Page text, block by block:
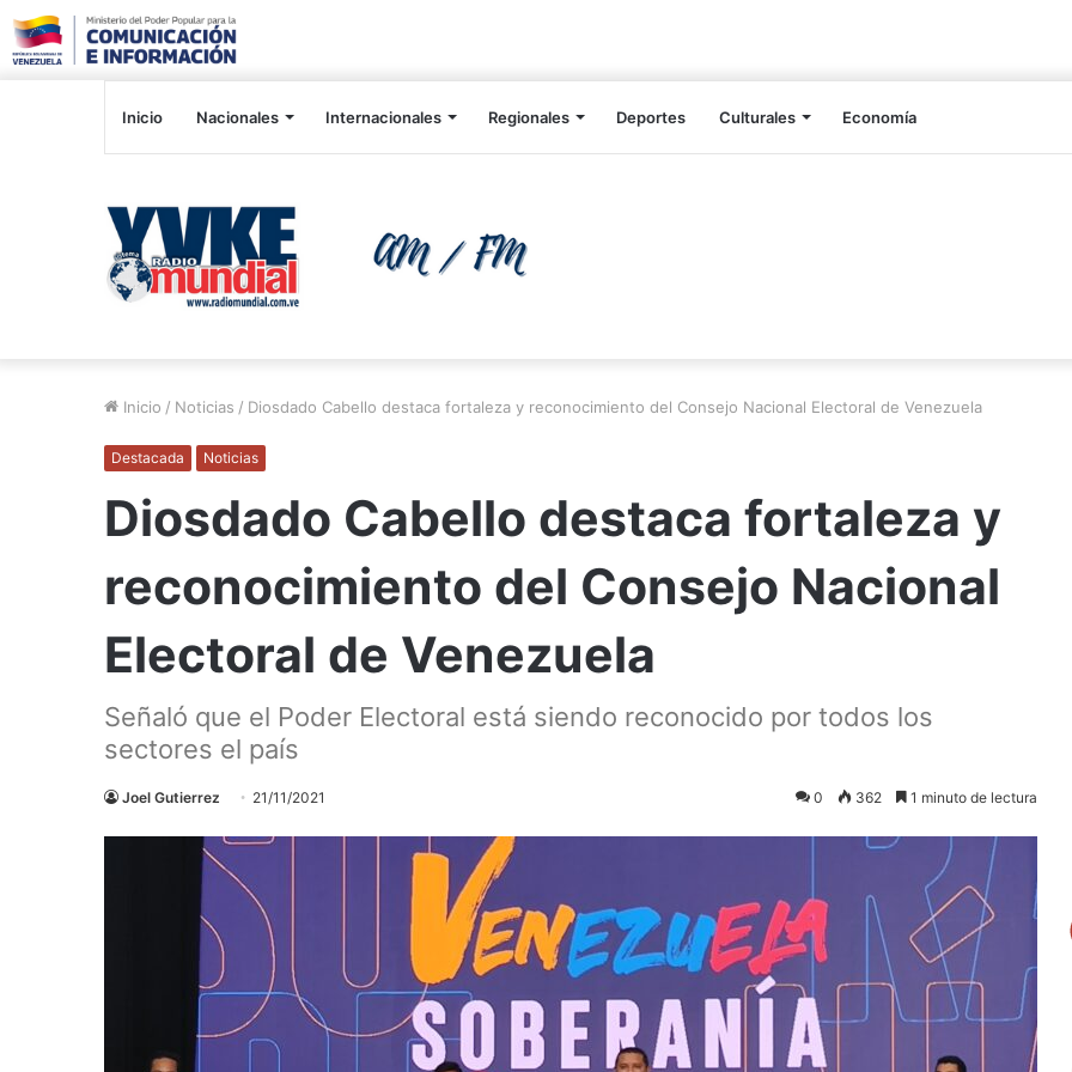
Inicio Nacionales Internacionales Regionales Deportes Culturales Economía
Inicio / Noticias / Diosdado Cabello destaca fortaleza y reconocimiento del Consejo Nacional Electoral de Venezuela
Destacada Noticias
Diosdado Cabello destaca fortaleza y
reconocimiento del Consejo Nacional
Electoral de Venezuela
Señaló que el Poder Electoral está siendo reconocido por todos los
sectores el país
Joel Gutierrez 21/11/2021 0 362 1 minuto de lectura